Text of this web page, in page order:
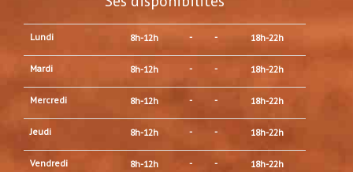
Lundi 8h-12h - - 18h-22h
Mardi 8h-12h - - 18h-22h
Mercredi 8h-12h - - 18h-22h
Jeudi 8h-12h - - 18h-22h
Vendredi 8h-12h - - 18h-22h